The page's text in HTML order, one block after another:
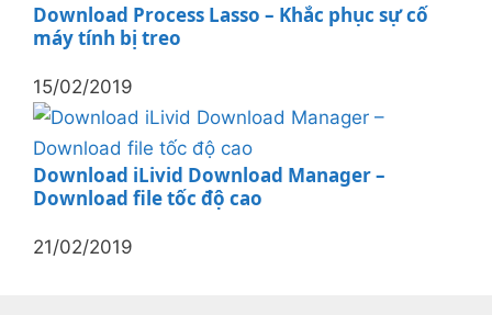
Download Process Lasso – Khắc phục sự cố
máy tính bị treo
15/02/2019
Download iLivid Download Manager –
Download file tốc độ cao
21/02/2019